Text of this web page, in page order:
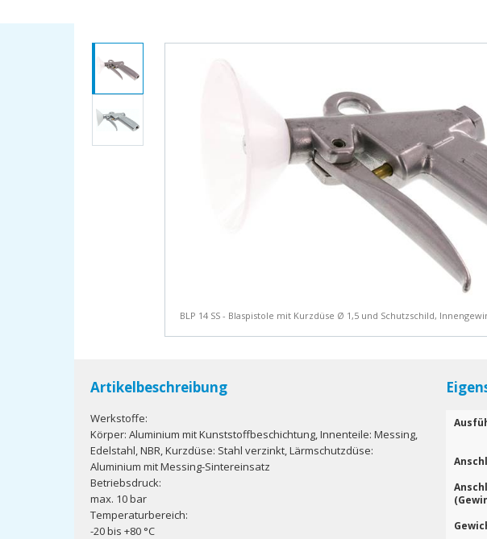
BLP 14 SS - Blaspistole mit Kurzdüse Ø 1,5 und Schutzschild,
Artikelbeschreibung
Werkstoffe:
Körper: Aluminium mit Kunststoffbeschichtung, Innenteile: Messing,
Edelstahl, NBR, Kurzdüse: Stahl verzinkt, Lärmschutzdüse:
Aluminium mit Messing-Sintereinsatz
Betriebsdruck:
max. 10 bar
Temperaturbereich:
-20 bis +80 °C